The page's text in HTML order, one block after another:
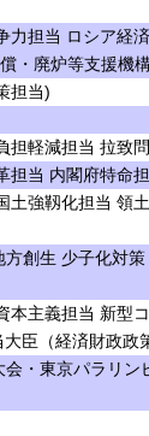
担当 ロシア経
・廃炉等支援機
担当)
担軽減担当 拉致
当 内閣府特命
強靱化担当 領
創生 少子化対
主義担当 新型
臣（経済財政政
・東京パラリン